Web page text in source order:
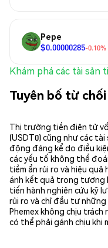
Pepe
$0.00000285-0.10%
Khám phá các tài sản
Tuyên bố từ
Thị trường tiền điện tử
(USDT0) cũng như các
động đáng kể do điều
các yếu tố không thể
tiềm ẩn rủi ro và hiệu
ánh kết quả trong tương
tiến hành nghiên cứu kỹ
rủi ro và chỉ đầu tư
Phemex không chịu
có thể phải gánh chịu khi